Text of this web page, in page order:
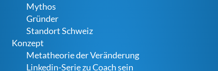
Mythos
Gründer
Standort Schweiz
Konzept
Metatheorie der Veränderung
Linkedin-Serie zu Coach sein